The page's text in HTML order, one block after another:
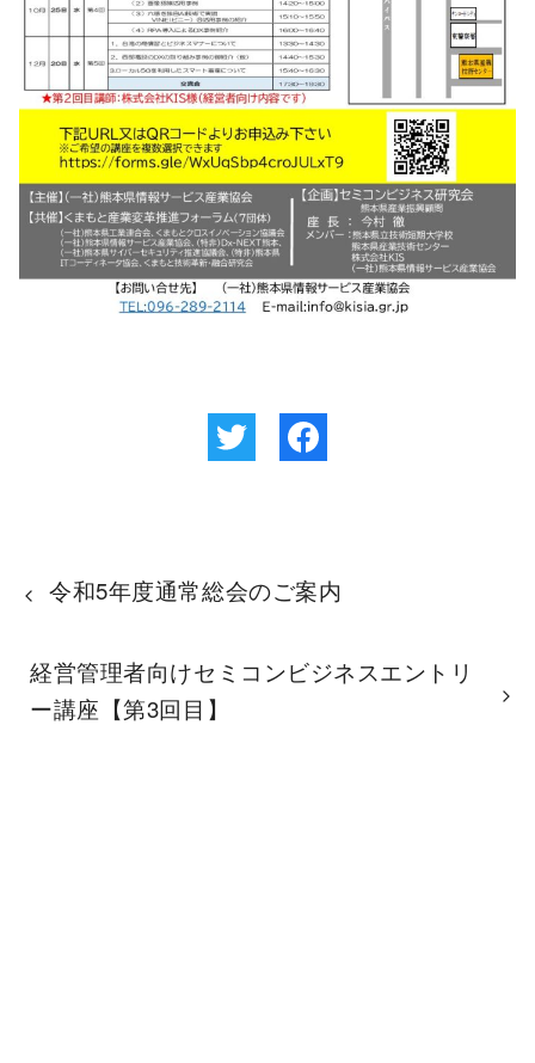
令和5年度通常総会のご案内
経営管理者向けセミコンビジネスエントリ
ー講座【第3回目】